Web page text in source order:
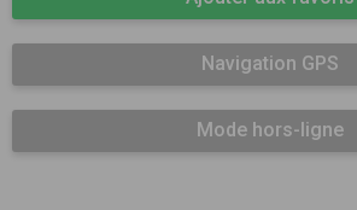
Navigation GPS
Mode hors-ligne